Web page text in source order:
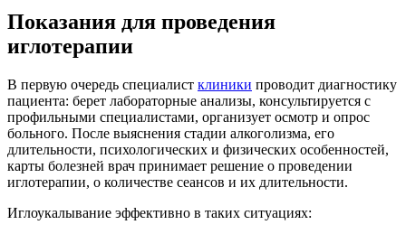
Показания для проведения
иглотерапии
В первую очередь специалист клиники проводит диагностику
пациента: берет лабораторные анализы, консультируется с
профильными специалистами, организует осмотр и опрос
больного. После выяснения стадии алкоголизма, его
длительности, психологических и физических особенностей,
карты болезней врач принимает решение о проведении
иглотерапии, о количестве сеансов и их длительности.
Иглоукалывание эффективно в таких ситуациях: